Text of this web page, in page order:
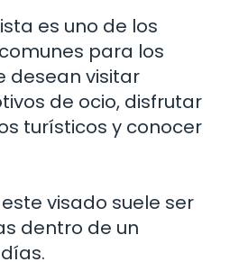
es uno de los
para los
desean visitar
de ocio, disfrutar
turísticos y conocer
visado suele ser
dentro de un